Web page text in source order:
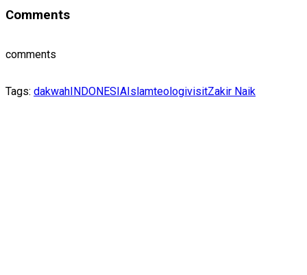
Comments
comments
Tags: dakwah INDONESIA IslamteologivisitZakir Naik